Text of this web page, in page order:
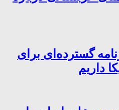
گسترده‌ای برای
داریم